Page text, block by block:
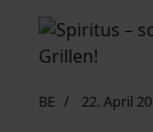
BE 22. April